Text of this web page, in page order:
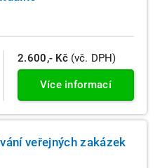
2.600,- Kč (vč. DPH)
Více informací
veřejných zakázek